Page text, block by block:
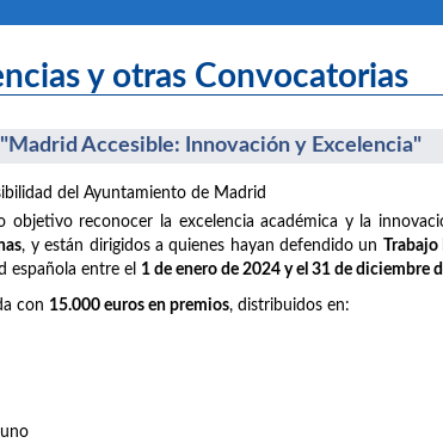
y otras Convocatorias
Accesible: Innovación y Excelencia"
del Ayuntamiento de Madrid
objetivo reconocer la excelencia académica y la
, y están dirigidos a quienes hayan defendido un Trabajo
española entre el 1 de enero de 2024 y el 31 de diciembre
con 15.000 euros en premios, distribuidos en: